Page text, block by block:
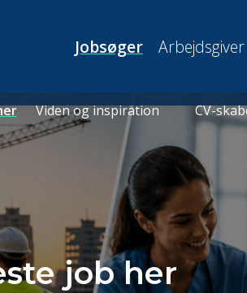
Jobsøger
Viden og inspiration CV-
Arbejdsgiver
job her